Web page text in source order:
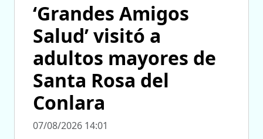
‘Grandes Amigos
Salud’ visitó a
adultos mayores de
Santa Rosa del
Conlara
07/08/2026 14:01